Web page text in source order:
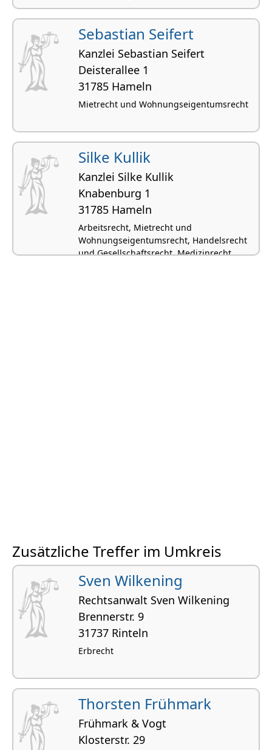
Sebastian Seifert
Kanzlei Sebastian Seifert
Deisterallee 1
31785 Hameln
Mietrecht und Wohnungseigentumsrecht
Silke Kullik
Kanzlei Silke Kullik
Knabenburg 1
31785 Hameln
Arbeitsrecht, Mietrecht und
Wohnungseigentumsrecht, Handelsrecht
und Gesellschaftsrecht, Medizinrecht
Zusätzliche Treffer im Umkreis
Sven Wilkening
Rechtsanwalt Sven Wilkening
Brennerstr. 9
31737 Rinteln
Erbrecht
Thorsten Frühmark
Frühmark & Vogt
Klosterstr. 29